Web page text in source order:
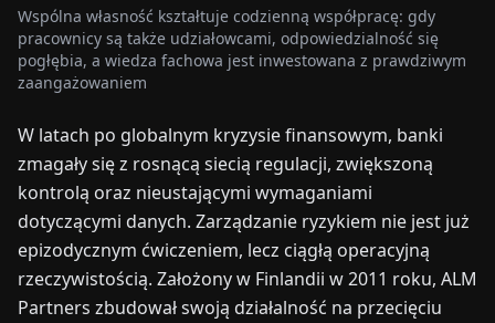
O
NAS
DE
SKONTAKTUJ
SIĘ
Z
NAMI
Wspólna własność kształtuje codzienną współpracę: gdy
pracownicy są także udziałowcami, odpowiedzialność się
pogłębia, a wiedza fachowa jest inwestowana z prawdziwym
zaangażowaniem
W latach po globalnym kryzysie finansowym, banki
zmagały się z rosnącą siecią regulacji, zwiększoną
kontrolą oraz nieustającymi wymaganiami
dotyczącymi danych. Zarządzanie ryzykiem nie jest już
epizodycznym ćwiczeniem, lecz ciągłą operacyjną
rzeczywistością. Założony w Finlandii w 2011 roku, ALM
Partners zbudował swoją działalność na przecięciu